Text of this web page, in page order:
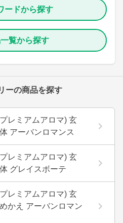
ードから探す
覧から探す
ーの商品を探す
レミアムアロマ) 玄
アーバンロマンス
レミアムアロマ) 玄
グレイスボーテ
レミアムアロマ) 玄
かえ アーバンロマン